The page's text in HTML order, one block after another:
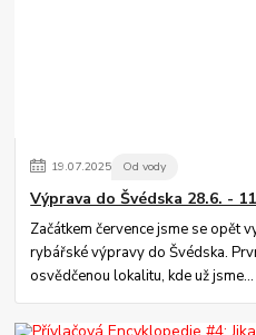
19.07.2025 Od vody
Výprava do Švédska 28.6. -
Začátkem července jsme se opět
rybářské výpravy do Švédska.
osvědčenou lokalitu, kde už